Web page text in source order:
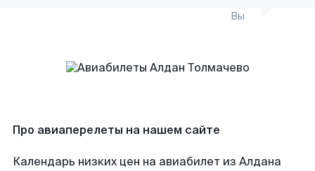
Вы
Про авиаперелеты на нашем сайте
Календарь низких цен на авиабилет из Алдана